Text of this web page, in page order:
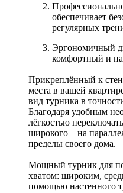
обеспечивает
регулярных
Эргономичный
комфортный и
Прикреплённый к
места в вашей
вид турника в
Благодаря удобным
лёгкостью
широкого – на
пределы своего дома.
Мощный турник для
хватом: широким,
помощью настенного